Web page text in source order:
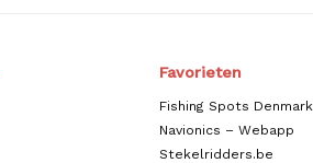
Favorieten
Fishing Spots Denmark
Navionics – Webapp
Stekelridders.be